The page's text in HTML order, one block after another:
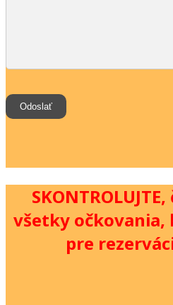
všetky
pre